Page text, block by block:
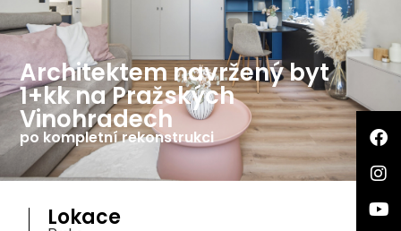
Architektem navržený byt
1+kk na Pražských
Vinohradech
po kompletní rekonstrukci
Lokace